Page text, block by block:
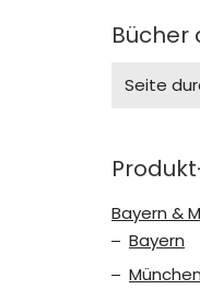
Bücher
for:
Bayern &
Bayern
München